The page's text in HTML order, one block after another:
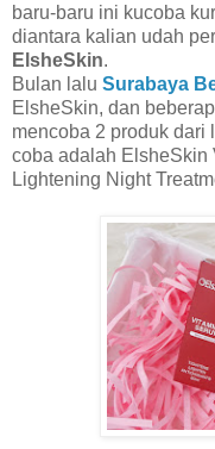
baru-baru ini kucoba
diantara kalian udah
ElsheSkin.
Bulan lalu Surabaya
ElsheSkin, dan
mencoba 2 produk dari
coba adalah ElsheSkin
Lightening Night